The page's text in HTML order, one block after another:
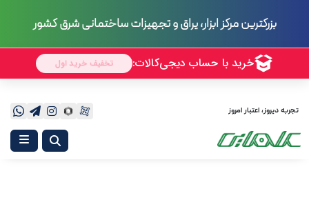
بزرگترین مرکز ابزار، یراق و تجهیزات ساختمانی شرق کشور
تجربه دیروز، اعتبار امروز